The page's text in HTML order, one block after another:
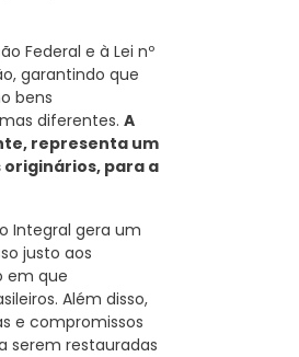
Federal e à Lei nº
garantindo que
bens
diferentes. A
representa um
para a
Integral gera um
justo aos
em que
Além disso,
e compromissos
serem restauradas